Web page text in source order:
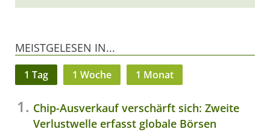
MEISTGELESEN IN...
1 Tag 1 Woche 1 Monat
Chip-Ausverkauf verschärft sich: Zweite
Verlustwelle erfasst globale Börsen